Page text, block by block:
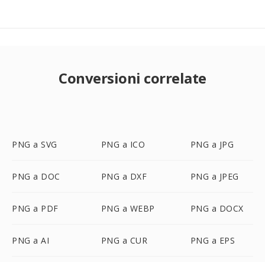
Conversioni correlate
PNG a SVG PNG a ICO PNG a JPG
PNG a DOC PNG a DXF PNG a JPEG
PNG a PDF PNG a WEBP PNG a DOCX
PNG a AI PNG a CUR PNG a EPS